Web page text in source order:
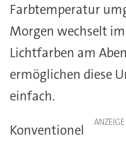
Farbtemperatur
Morgen wechselt
Lichtfarben am
ermöglichen diese
einfach.
ANZEIGE
Konventionel